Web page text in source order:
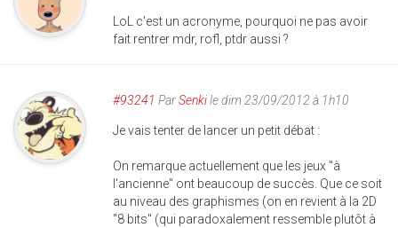
LoL c'est un acronyme, pourquoi ne pas avoir
fait rentrer mdr, rofl, ptdr aussi ?
#93241 ParSenkile dim 23/09/2012 à 1h10
Je vais tenter de lancer un petit débat :
On remarque actuellement que les jeux "à
l'ancienne" ont beaucoup de succès. Que ce soit
au niveau des graphismes (on en revient à la 2D
"8 bits" (qui paradoxalement ressemble plutôt à